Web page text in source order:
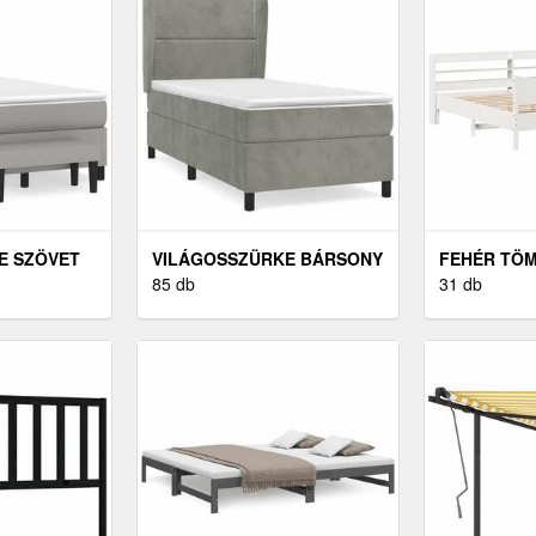
SZÖVET
VILÁGOSSZÜRKE BÁRSONY
RUGÓS ÁGY MATRACCAL
85 db
FEHÉR
ÁGYKERET
31 db